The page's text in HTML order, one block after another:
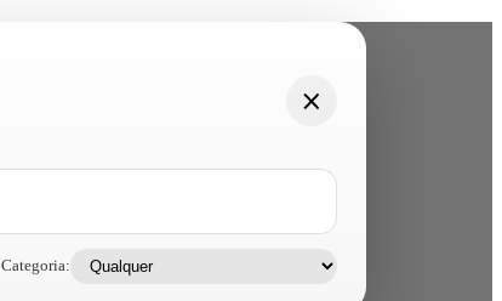
Categoria: